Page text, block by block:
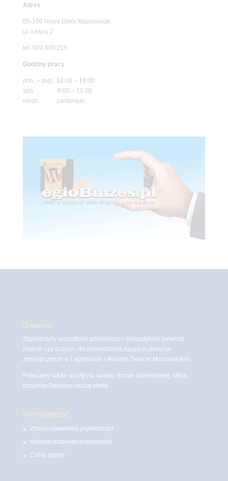
Adres
05-100 Nowy Dwór Mazowiecki
ul. Leśna 2
tel. 503 900 215
Godziny pracy
pon. – piąt. 10.00 – 19.00
sob. 8.00 – 15.00
niedz. zamknięte
O witrynie
Zapraszamy wszystkich posiadaczy i sympatyków zwierząt
małych czy dużych, do odwiedzenia naszych sklepów
zoologicznych w Legionowie i Nowym Dworze Mazowieckim
Polecamy także wizytę na naszej stronie internetowej, która
przybliży Państwu naszą ofertę.
PRYWATNOŚĆ
Zmień ustawienia prywatności
Historia ustawień prywatności
Cofnij zgody